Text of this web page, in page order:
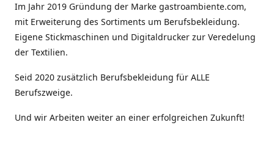
Im Jahr 2019 Gründung der Marke gastroambiente.com,
mit Erweiterung des Sortiments um Berufsbekleidung.
Eigene Stickmaschinen und Digitaldrucker zur Veredelung
der Textilien.
Seid 2020 zusätzlich Berufsbekleidung für ALLE
Berufszweige.
Und wir Arbeiten weiter an einer erfolgreichen Zukunft!